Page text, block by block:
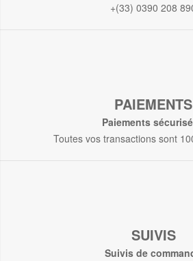
+(33) 0390 208
PAIEMENTS
Paiements
Toutes vos transactions sont
SUIVIS
Suivis de